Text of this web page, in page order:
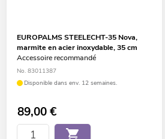
EUROPALMS STEELECHT-35 Nova,
marmite en acier inoxydable, 35 cm
Accessoire recommandé
No. 83011387
Disponible dans env. 12 semaines.
89,00€